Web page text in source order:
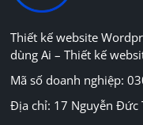
Thiết kế website
dùng Ai – Thiết kế
Mã số doanh nghiệp:
Địa chỉ: 17 Nguyễn Đức